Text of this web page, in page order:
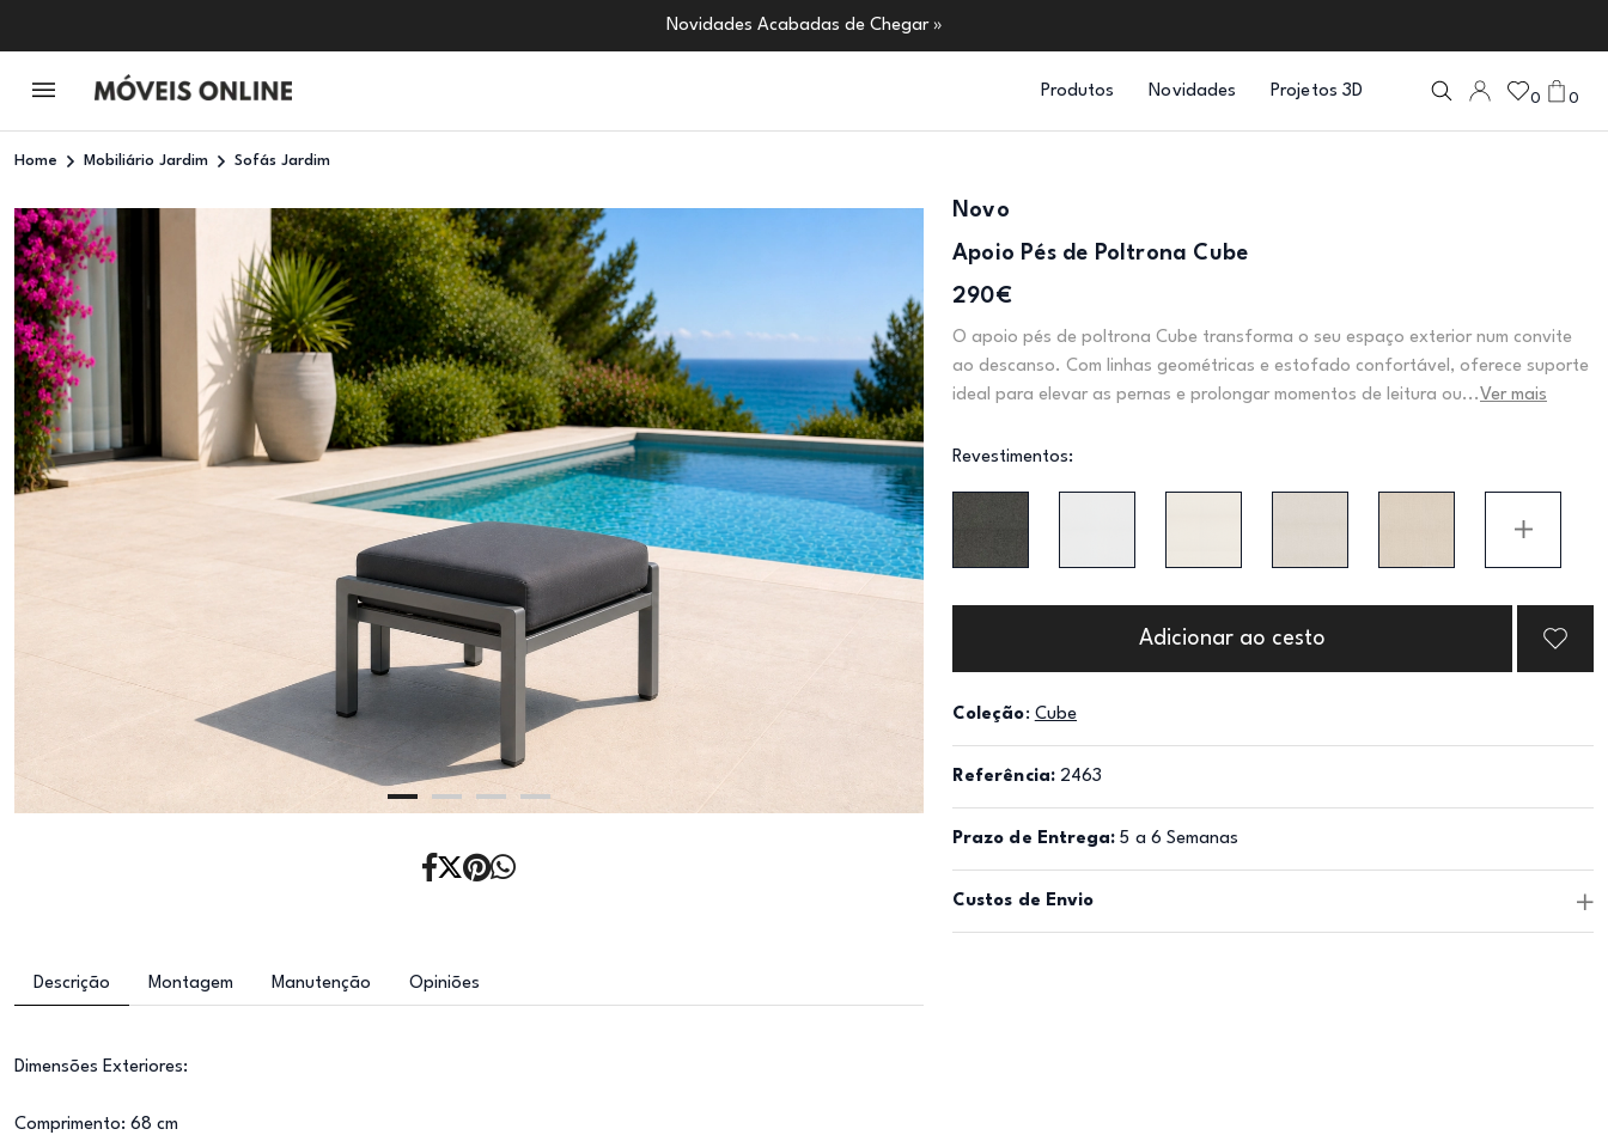
Novidades Acabadas de Chegar »
Produtos Novidades Projetos 3D 0 0
Home Mobiliário Jardim Sofás Jardim
Novo
Apoio Pés de Poltrona Cube
290€
O apoio pés de poltrona Cube transforma o seu espaço exterior num convite
ao descanso. Com linhas geométricas e estofado confortável, oferece suporte
ideal para elevar as pernas e prolongar momentos de leitura ou... Ver mais
Revestimentos:
Adicionar ao cesto
Coleção: Cube
Referência: 2463
Prazo de Entrega: 5 a 6 Semanas
Custos de Envio
Descrição Montagem Manutenção Opiniões
Dimensões Exteriores:
Comprimento: 68 cm